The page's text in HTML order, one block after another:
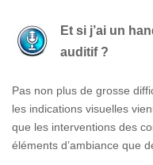
Et si j’ai un
auditif ?
Pas non plus de grosse
les indications visuelles
que les interventions des
éléments d’ambiance que